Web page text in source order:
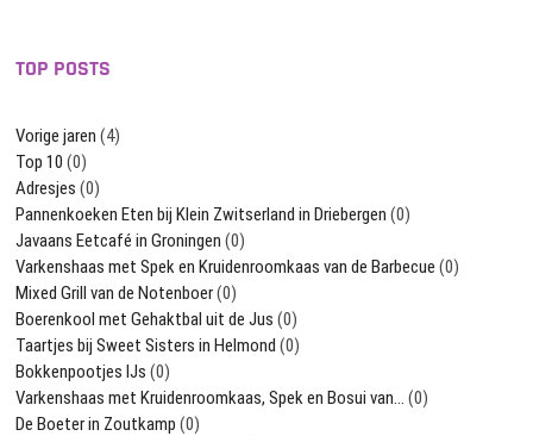
TOP POSTS
Vorige jaren (4)
Top 10 (0)
Adresjes (0)
Pannenkoeken Eten bij Klein Zwitserland in Driebergen (0)
Javaans Eetcafé in Groningen (0)
Varkenshaas met Spek en Kruidenroomkaas van de Barbecue (0)
Mixed Grill van de Notenboer(0)
Boerenkool met Gehaktbal uit de Jus (0)
Taartjes bij Sweet Sisters in Helmond (0)
Bokkenpootjes IJs (0)
Varkenshaas met Kruidenroomkaas, Spek en Bosui van… (0)
De Boeter in Zoutkamp (0)